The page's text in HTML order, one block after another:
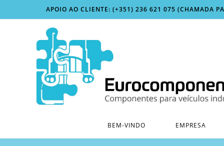
to
APOIO AO CLIENTE: (+351) 236 621 075 (CHAMADA
BEM-VINDO EMPRESA